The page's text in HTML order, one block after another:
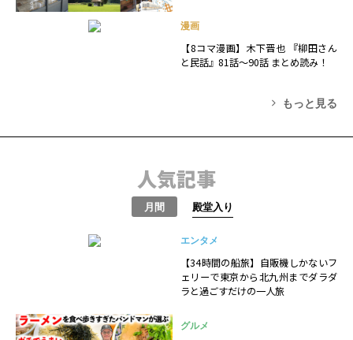
漫画
【8コマ漫画】木下晋也 『柳田さん
と民話』81話～90話 まとめ読み！
もっと見る
人気記事
月間 殿堂入り
エンタメ
【34時間の船旅】自販機しかないフ
ェリーで東京から北九州までダラダ
ラと過ごすだけの一人旅
グルメ